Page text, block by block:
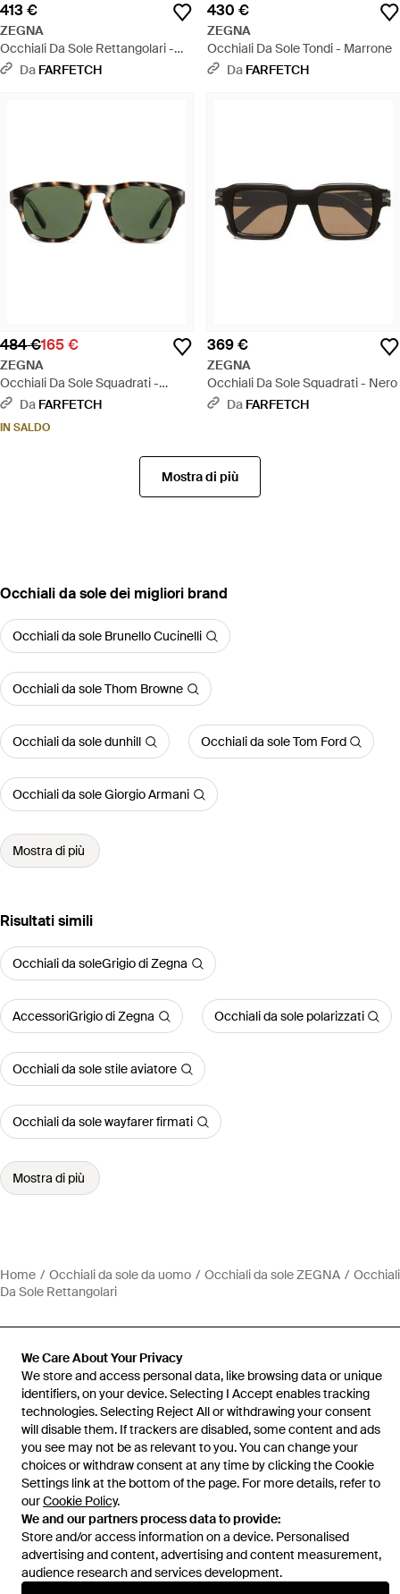
We Care About Your Privacy
We store and access personal data, like browsing data or unique
identifiers, on your device. Selecting I Accept enables tracking
technologies. Selecting Reject All or withdrawing your consent
will disable them. If trackers are disabled, some content and ads
you see may not be as relevant to you. You can change your
choices or withdraw consent at any time by clicking the Cookie
Settings link at the bottom of the page. For more details, refer to
ourCookie Policy.
We and our partners process data to provide:
Store and/or access information on a device. Personalised
advertising and content, advertising and content measurement,
audience research and services development.
413 €
ZEGNA
Occhiali Da Sole Rettangolari -
Grigio
Da FARFETCH
430 €
ZEGNA
Occhiali Da Sole Tondi - Marrone
Da FARFETCH
484 €165 €
ZEGNA
Occhiali Da Sole Squadrati -
Verde
Da FARFETCH
IN SALDO
369 €
ZEGNA
Occhiali Da Sole Squadrati - Nero
Da FARFETCH
Mostra di più
‪Occhiali da sole‬ dei migliori brand
Occhiali da sole Brunello Cucinelli
Occhiali da sole Thom Browne
Occhiali da sole dunhill Occhiali da sole Tom Ford
Occhiali da sole Giorgio Armani
Mostra di più
Risultati simili
Occhiali da soleGrigio di Zegna
AccessoriGrigio di Zegna Occhiali da sole polarizzati
Occhiali da sole stile aviatore
Occhiali da sole wayfarer firmati
Mostra di più
Home Occhiali da sole da uomo Occhiali da sole ZEGNA
Occhiali
Da Sole Rettangolari
Assistenza e info